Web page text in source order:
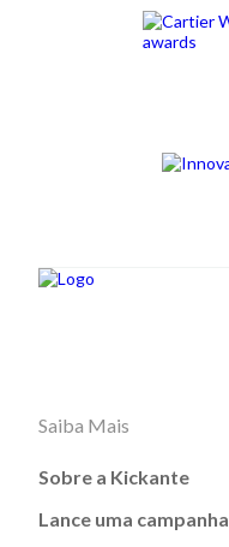
Saiba Mais
Sobre a Kickante
Lance uma campanha